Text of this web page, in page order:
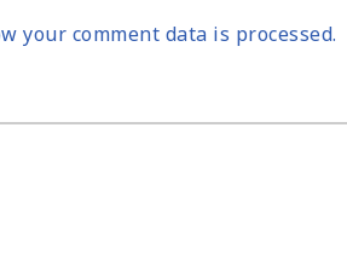
your comment data is processed.